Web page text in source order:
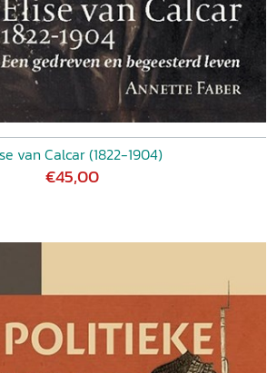
van Calcar (1822-1904)
€45,00